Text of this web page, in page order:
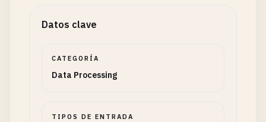
Datos clave
CATEGORÍA
Data Processing
TIPOS DE ENTRADA